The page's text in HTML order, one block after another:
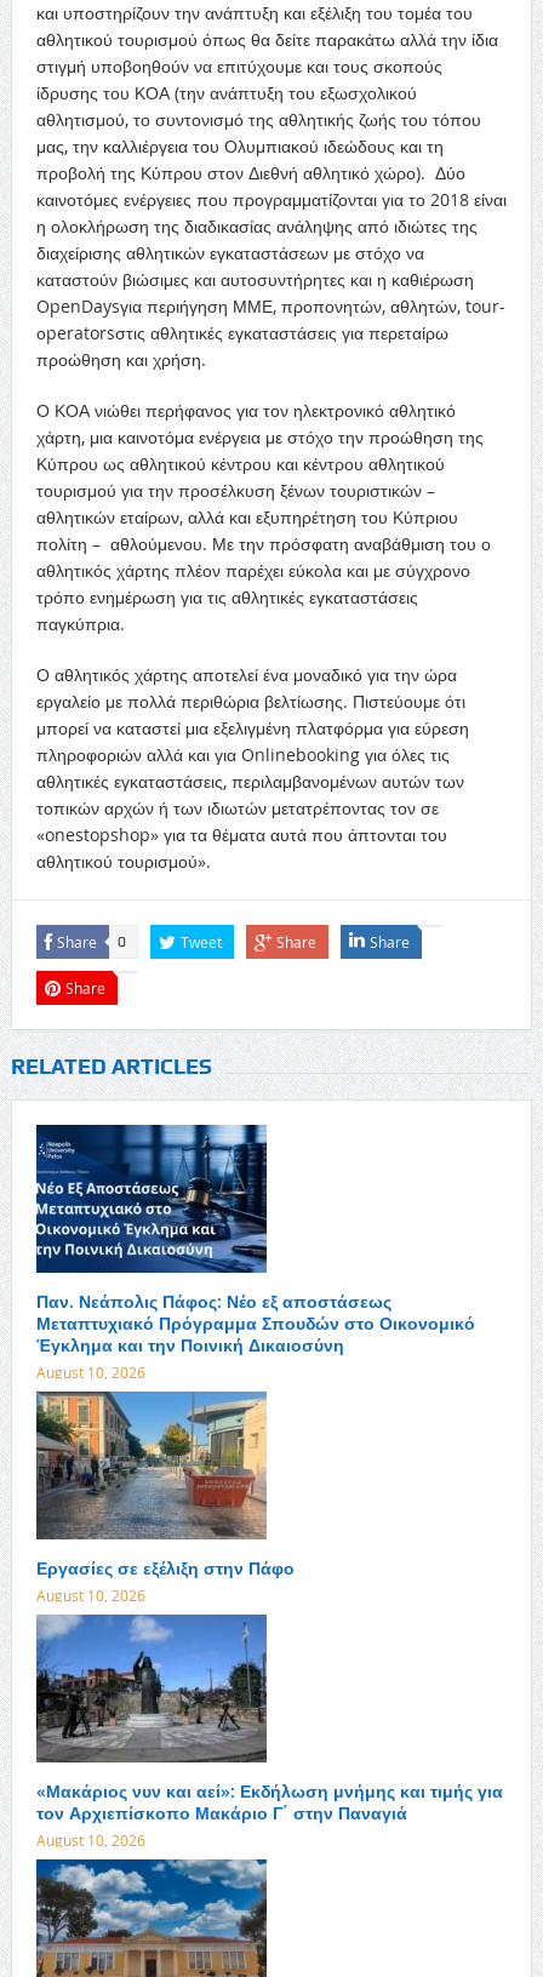
και υποστηρίζουν την ανάπτυξη και εξέλιξη του τομέα του
αθλητικού τουρισμού όπως θα δείτε παρακάτω αλλά την ίδια
στιγμή υποβοηθούν να επιτύχουμε και τους σκοπούς
ίδρυσης του ΚΟΑ (την ανάπτυξη του εξωσχολικού
αθλητισμού, το συντονισμό της αθλητικής ζωής του τόπου
μας, την καλλιέργεια του Ολυμπιακού ιδεώδους και τη
προβολή της Κύπρου στον Διεθνή αθλητικό χώρο). Δύο
καινοτόμες ενέργειες που προγραμματίζονται για το 2018 είναι
η ολοκλήρωση της διαδικασίας ανάληψης από ιδιώτες της
διαχείρισης αθλητικών εγκαταστάσεων με στόχο να
καταστούν βιώσιμες και αυτοσυντήρητες και η καθιέρωση
OpenDaysγια περιήγηση ΜΜΕ, προπονητών, αθλητών, tour-
οperatorsστις αθλητικές εγκαταστάσεις για περεταίρω
προώθηση και χρήση.
Ο ΚΟΑ νιώθει περήφανος για τον ηλεκτρονικό αθλητικό
χάρτη, μια καινοτόμα ενέργεια με στόχο την προώθηση της
Κύπρου ως αθλητικού κέντρου και κέντρου αθλητικού
τουρισμού για την προσέλκυση ξένων τουριστικών –
αθλητικών εταίρων, αλλά και εξυπηρέτηση του Κύπριου
πολίτη – αθλούμενου. Με την πρόσφατη αναβάθμιση του ο
αθλητικός χάρτης πλέον παρέχει εύκολα και με σύγχρονο
τρόπο ενημέρωση για τις αθλητικές εγκαταστάσεις
παγκύπρια.
Ο αθλητικός χάρτης αποτελεί ένα μοναδικό για την ώρα
εργαλείο με πολλά περιθώρια βελτίωσης. Πιστεύουμε ότι
μπορεί να καταστεί μια εξελιγμένη πλατφόρμα για εύρεση
πληροφοριών αλλά και για Onlinebooking για όλες τις
αθλητικές εγκαταστάσεις, περιλαμβανομένων αυτών των
τοπικών αρχών ή των ιδιωτών μετατρέποντας τον σε
«onestopshop» για τα θέματα αυτά που άπτονται του
αθλητικού τουρισμού».
Share 0 Tweet Share Share
Share
RELATED ARTICLES
Παν. Νεάπολις Πάφος: Νέο εξ αποστάσεως
Μεταπτυχιακό Πρόγραμμα Σπουδών στο Οικονομικό
Έγκλημα και την Ποινική Δικαιοσύνη
August 10, 2026
Εργασίες σε εξέλιξη στην Πάφο
August 10, 2026
«Μακάριος νυν και αεί»: Εκδήλωση μνήμης και τιμής για
τον Αρχιεπίσκοπο Μακάριο Γ΄ στην Παναγιά
August 10, 2026